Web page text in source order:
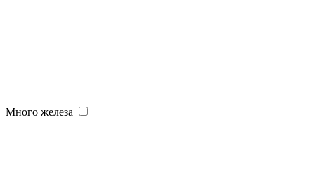
Много железа